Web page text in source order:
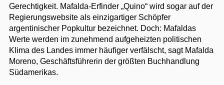
Gerechtigkeit. Mafalda-Erfinder „Quino“ wird sogar auf der
Regierungswebsite als einzigartiger Schöpfer
argentinischer Popkultur bezeichnet. Doch: Mafaldas
Werte werden im zunehmend aufgeheizten politischen
Klima des Landes immer häufiger verfälscht, sagt Mafalda
Moreno, Geschäftsführerin der größten Buchhandlung
Südamerikas.